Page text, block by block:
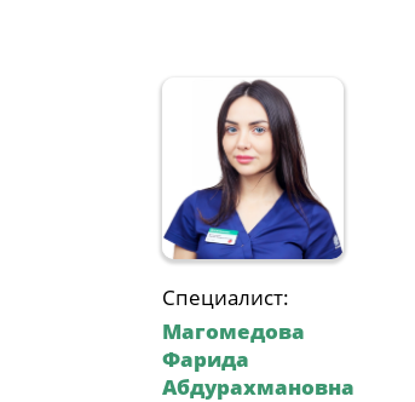
Специалист:
Магомедова
Фарида
Абдурахмановна